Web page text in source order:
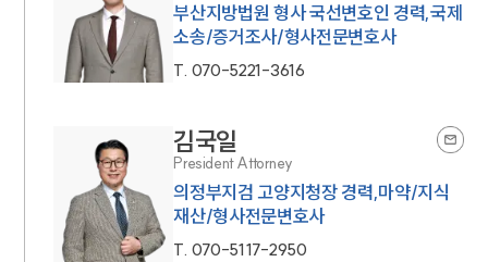
부산지방법원 형사 국선변호인 경력,국제
소송/증거조사/형사전문변호사
T. 070-5221-3616
김국일
President Attorney
의정부지검 고양지청장 경력,마약/지식
재산/형사전문변호사
T. 070-5117-2950